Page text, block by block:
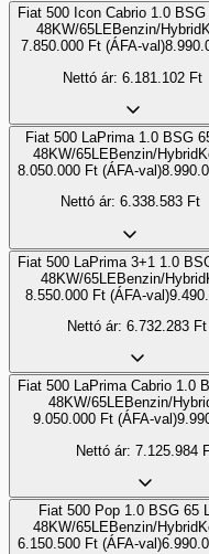
Fiat 500 Icon Cabrio 1.0
48KW/65LEBenzin/Hybrid
7.850.000Ft (ÁFA-val)
Nettó ár: 6.181.102 Ft
Fiat 500 LaPrima 1.0 BSG
48KW/65LEBenzin/Hybrid
8.050.000 Ft (ÁFA-val)
Nettó ár: 6.338.583Ft
Fiat 500 LaPrima 3+1 1.0
48KW/65LE Benzin/Hybrid
8.550.000Ft (ÁFA-val)
Nettó ár: 6.732.283 Ft
Fiat 500 LaPrima Cabrio 1.0
48KW/65LEBenzin/
9.050.000 Ft (ÁFA-val)
Nettó ár: 7.125.984
Fiat 500 Pop 1.0 BSG 65
48KW/65LEBenzin/Hybrid
6.150.500 Ft (ÁFA-val)